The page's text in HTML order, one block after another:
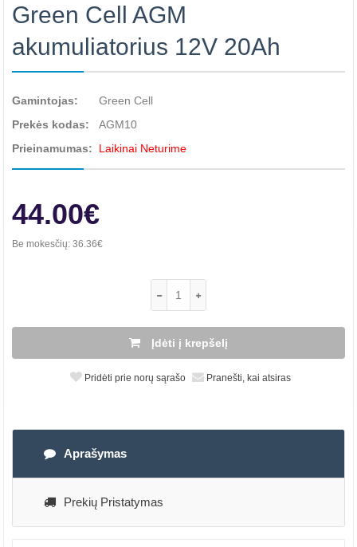
Green Cell AGM
akumuliatorius 12V 20Ah
Gamintojas:
Green Cell
Prekės kodas:
AGM10
Prieinamumas:
Laikinai Neturime
44.00€
Be mokesčių: 36.36€
Įdėti į krepšelį
Pridėti prie norų sąrašo Pranešti, kai atsiras
Aprašymas
Prekių Pristatymas